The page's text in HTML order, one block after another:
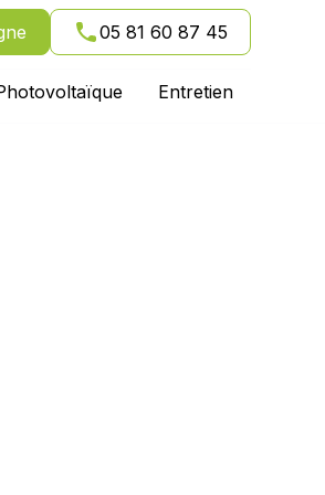
05 81 60 87 45
Entretien